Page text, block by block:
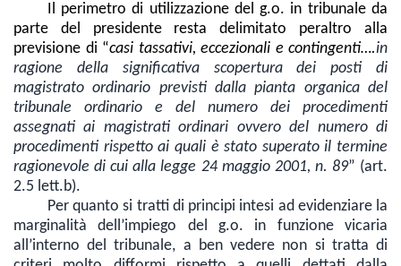
Il perimetro di utilizzazione del g.o. in tribunale da
parte del presidente resta delimitato peraltro alla
previsione di “casi tassativi, eccezionali e contingenti….in
ragione della significativa scopertura dei posti di
magistrato ordinario previsti dalla pianta organica del
tribunale ordinario e del numero dei procedimenti
assegnati ai magistrati ordinari ovvero del numero di
procedimenti rispetto ai quali è stato superato il termine
ragionevole di cui alla legge 24 maggio 2001, n. 89” (art.
2.5 lett.b).
Per quanto si tratti di principi intesi ad evidenziare la
marginalità dell’impiego del g.o. in funzione vicaria
all’interno del tribunale, a ben vedere non si tratta di